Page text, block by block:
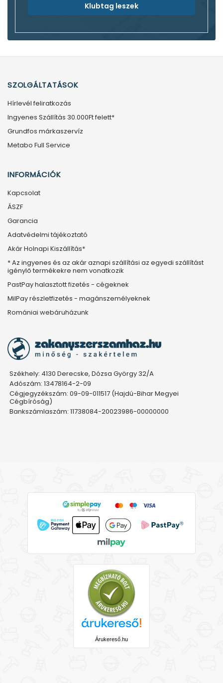
Klubtag leszek
SZOLGÁLTATÁSOK
Hírlevél feliratkozás
Ingyenes Szállítás 30.000Ft felett*
Grundfos márkaszervíz
Metabo Full Service
INFORMÁCIÓK
Kapcsolat
ÁSZF
Garancia
Adatvédelmi tájékoztató
Akár Holnapi Kiszállítás*
* Az ingyenes és az akár aznapi szállítási az egyedi szállítást
igénylő termékekre nem vonatkozik
PastPay halasztott fizetés - cégeknek
MilPay részletfizetés - magánszemélyeknek
Romániai webáruházunk
Székhely: 4130 Derecske, Dózsa György 32/A
Adószám: 13478164-2-09
Cégjegyzékszám: 09-09-011517 (Hajdú-Bihar Megyei
Cégbíróság)
Bankszámlaszám: 11738084-20023986-00000000
Árukereső.hu